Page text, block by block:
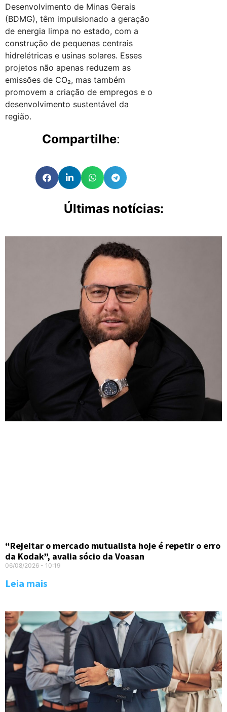
Desenvolvimento de Minas Gerais
(BDMG), têm impulsionado a geração
de energia limpa no estado, com a
construção de pequenas centrais
hidrelétricas e usinas solares. Esses
projetos não apenas reduzem as
emissões de CO₂, mas também
promovem a criação de empregos e o
desenvolvimento sustentável da
região.
Compartilhe:
Últimas notícias:
“Rejeitar o mercado mutualista hoje é repetir o erro
da Kodak”, avalia sócio da Voasan
06/08/2026 10:19
Leia mais